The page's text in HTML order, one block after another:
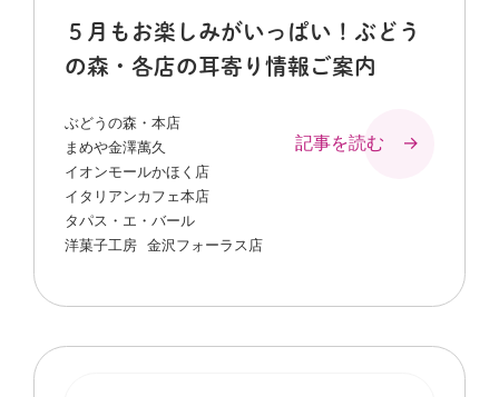
５月もお楽しみがいっぱい！ぶどう
の森・各店の耳寄り情報ご案内
ぶどうの森・本店
まめや金澤萬久
イオンモールかほく店
イタリアンカフェ本店
タパス・エ・バール
洋菓子工房 金沢フォーラス店
記事を読む →